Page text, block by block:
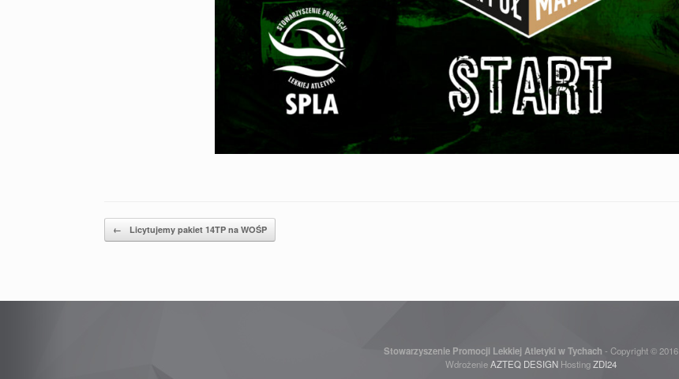
Post navigation
← Licytujemy pakiet 14TP na WOŚP
Stowarzyszenie Promocji Lekkiej Atletyki w Tychach - Copyright © 2016
WdrożenieAZTEQ DESIGNHostingZDI24